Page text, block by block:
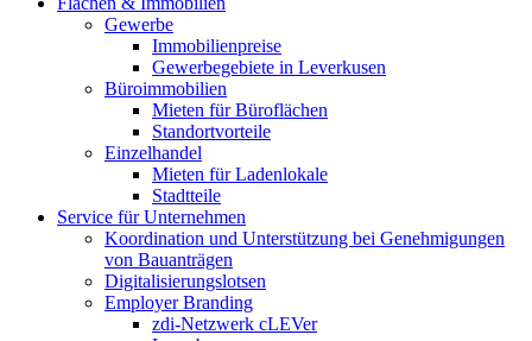
Gewerbe
Immobilienpreise
Gewerbegebiete in Leverkusen
Büroimmobilien
Mieten für Büroflächen
Standortvorteile
Einzelhandel
Mieten für Ladenlokale
Stadtteile
Service für Unternehmen
Koordination und Unterstützung bei Genehmigungen
von Bauanträgen
Digitalisierungslotsen
Employer Branding
zdi-Netzwerk cLEVer